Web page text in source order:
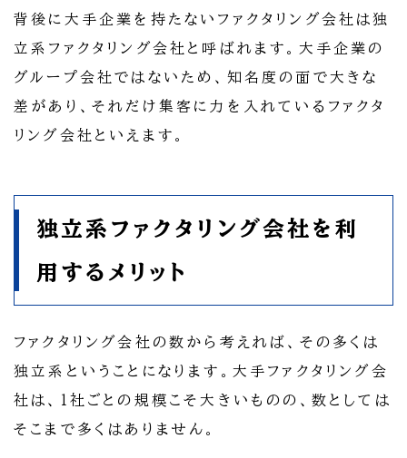
背後に大手企業を持たないファクタリング会社は独
立系ファクタリング会社と呼ばれます。大手企業の
グループ会社ではないため、知名度の面で大きな
差があり、それだけ集客に力を入れているファクタ
リング会社といえます。
独立系ファクタリング会社を利
用するメリット
ファクタリング会社の数から考えれば、その多くは
独立系ということになります。大手ファクタリング会
社は、1社ごとの規模こそ大きいものの、数としては
そこまで多くはありません。